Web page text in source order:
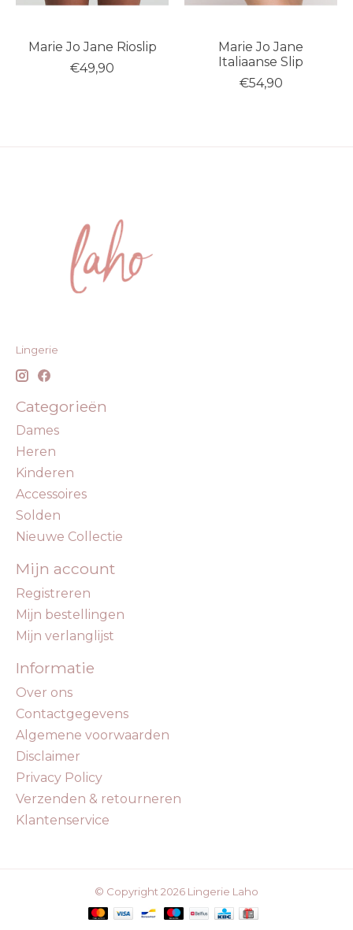
Marie Jo Jane Rioslip
€49,90
Marie Jo Jane
Italiaanse Slip
€54,90
Lingerie
Categorieën
Dames
Heren
Kinderen
Accessoires
Solden
Nieuwe Collectie
Mijn account
Registreren
Mijn bestellingen
Mijn verlanglijst
Informatie
Over ons
Contactgegevens
Algemene voorwaarden
Disclaimer
Privacy Policy
Verzenden & retourneren
Klantenservice
© Copyright 2026 Lingerie Laho